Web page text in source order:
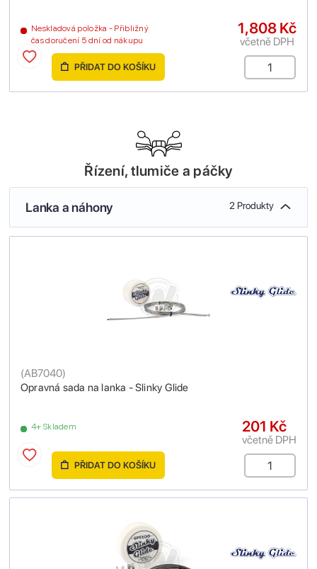
Neskladová položka - Přibližný
čas doručení 5 dní od nákupu
1,808 Kč
včetně DPH
PŘIDAT DO KOŠÍKU
Řízení, tlumiče a páčky
Lanka a náhony 2 Produkty
Opravná sada na lanka - Slinky Glide
(AB7040)
4+ Skladem 201 Kč
včetně DPH
PŘIDAT DO KOŠÍKU